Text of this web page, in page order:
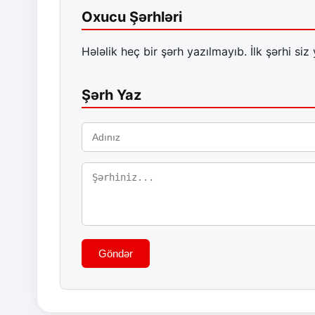
Oxucu Şərhləri
Hələlik heç bir şərh yazılmayıb. İlk şərhi siz
Şərh Yaz
Göndər